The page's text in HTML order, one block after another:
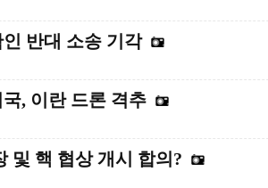
반대 소송 기각
, 이란 드론 격추
및 핵 협상 개시 합의?